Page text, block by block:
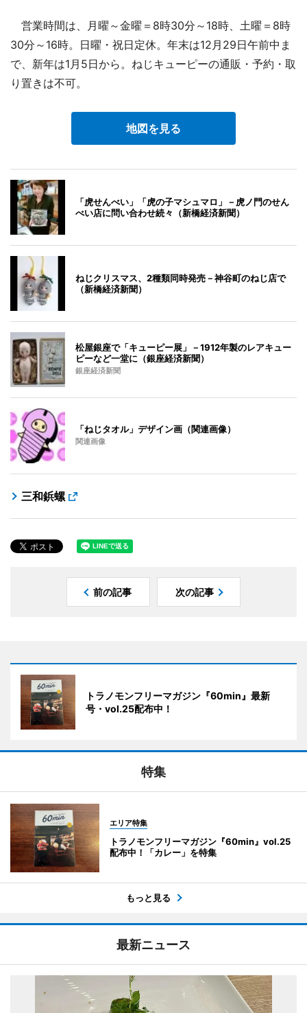
営業時間は、月曜～金曜＝8時30分～18時、土曜＝8時
30分～16時。日曜・祝日定休。年末は12月29日午前中ま
で、新年は1月5日から。ねじキューピーの通販・予約・取
り置きは不可。
地図を見る
「虎せんべい」「虎の子マシュマロ」－虎ノ門のせん
べい店に問い合わせ続々（新橋経済新聞）
ねじクリスマス、2種類同時発売－神谷町のねじ店で
（新橋経済新聞）
松屋銀座で「キューピー展」－1912年製のレアキュー
ピーなど一堂に（銀座経済新聞）
銀座経済新聞
「ねじタオル」デザイン画（関連画像）
関連画像
三和鋲螺
前の記事 次の記事
トラノモンフリーマガジン『60min』最新
号・vol.25配布中！
特集
エリア特集
トラノモンフリーマガジン『60min』vol.25
配布中！「カレー」を特集
もっと見る
最新ニュース